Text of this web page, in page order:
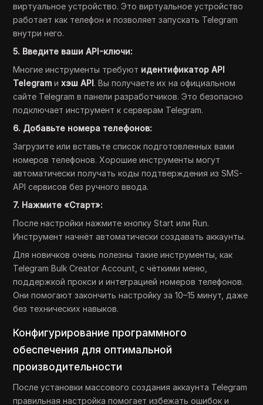
виртуальное устройство. Это виртуальное устройство
работает как телефон и позволяет запускать Telegram
внутри него.
5. Введите ваши API-ключи:
Многие инструменты требуют идентификатор API
Telegram ихэш API. Вы получаете их на официальном
сайте Telegram в панели разработчиков. Это безопасно
подключает инструмент к серверам Telegram.
6. Добавьте номера телефонов:
Загрузите или вставьте список подготовленных вами
номеров телефонов. Хорошие инструменты могут
автоматически получать коды подтверждения из SMS-
API сервисов без ручного ввода.
7. Нажмите «Старт»:
После настройки нажмите кнопку Start или Run.
Инструмент начнёт автоматически создавать аккаунты.
Для новичков очень полезны такие инструменты, как
Telegram Bulk Creator Account, с чёткими меню,
поддержкой прокси и интеграцией номеров телефонов.
Они помогают закончить настройку за 10–15 минут, даже
без технических навыков.
Конфигурирование программного
обеспечения для оптимальной
производительности
После установки массового создания аккаунта Telegram
правильная настройка помогает избежать ошибок и